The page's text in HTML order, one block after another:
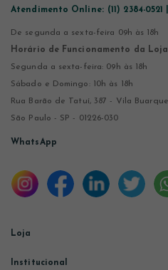
Atendimento Online: (11) 2384-0521
De segunda a sexta-feira 09h às 18h
Horário de Funcionamento da
Segunda a sexta-feira: 09h às 18h
Sábado e Domingo: 10h às 18h
Rua Barão de Tatuí, 387 - Vila Buarque
São Paulo - SP - 01226-030
WhatsApp
Loja
Institucional